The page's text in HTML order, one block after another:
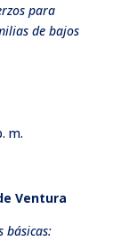
para
de bajos
m.
Ventura
básicas: